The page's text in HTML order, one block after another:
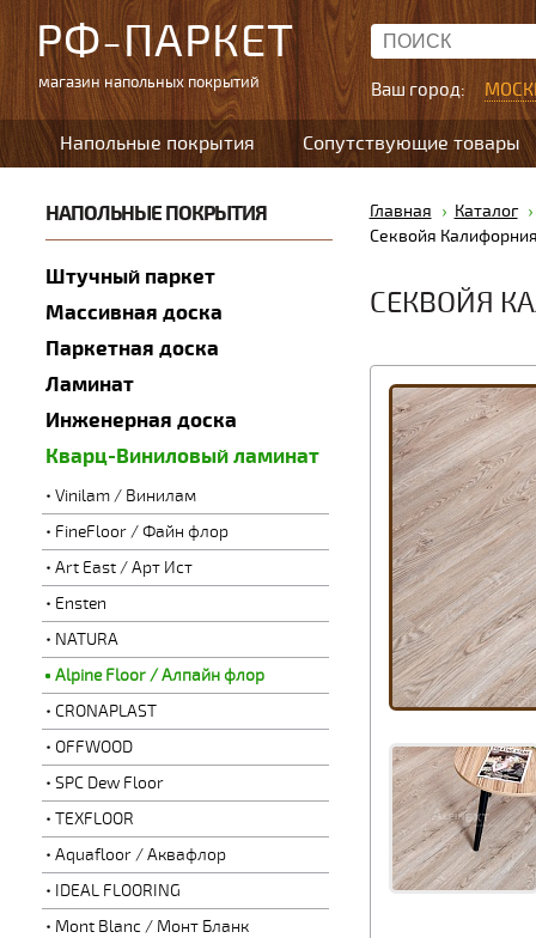
РФ-ПАРКЕТ
магазин напольных покрытий Ваш город:
Напольные покрытия Сопутствующие товары
НАПОЛЬНЫЕ ПОКРЫТИЯ
Штучный паркет
Массивная доска
Паркетная доска
Ламинат
Инженерная доска
Кварц-Виниловый ламинат
Vinilam / Винилам
FineFloor / Файн флор
Art East / Арт Ист
Ensten
NATURA
Alpine Floor / Алпайн флор
CRONAPLAST
OFFWOOD
SPC Dew Floor
TEXFLOOR
Aquafloor / Аквафлор
IDEAL FLOORING
Mont Blanc / Монт Бланк
Главная
Каталог
Секвойя
СЕКВОЙЯ